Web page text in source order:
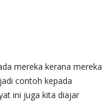
mereka kerana mereka
contoh kepada
ini juga kita diajar